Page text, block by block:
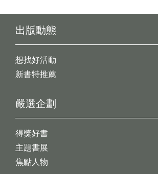
出版動態
想找好活動
新書特推薦
嚴選企劃
得獎好書
主題書展
焦點人物